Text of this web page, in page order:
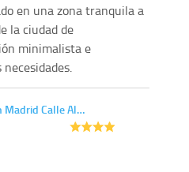
en una zona tranquila a
la ciudad de
minimalista e
Madrid Calle Al…